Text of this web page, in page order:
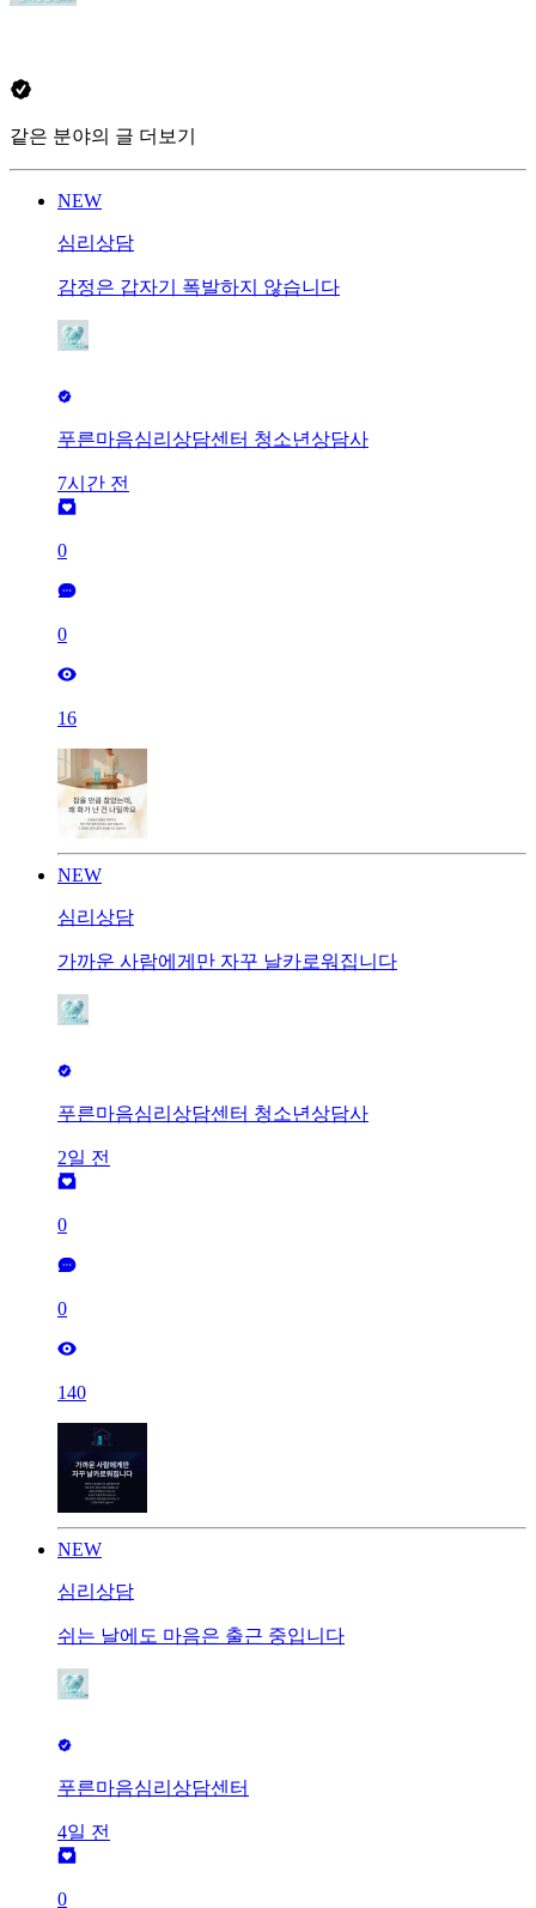
같은 분야의 글 더보기
NEW
심리상담
감정은 갑자기 폭발하지 않습니다
푸른마음심리상담센터 청소년상담사
7시간 전
0
0
16
NEW
심리상담
가까운 사람에게만 자꾸 날카로워집니다
푸른마음심리상담센터 청소년상담사
2일 전
0
0
140
NEW
심리상담
쉬는 날에도 마음은 출근 중입니다
푸른마음심리상담센터
4일 전
0